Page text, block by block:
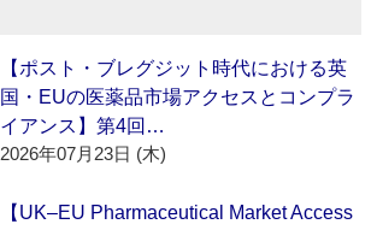
【ポスト・ブレグジット時代における英
国・EUの医薬品市場アクセスとコンプラ
イアンス】第4回…
2026年07月23日 (木)
【UK–EU Pharmaceutical Market Access